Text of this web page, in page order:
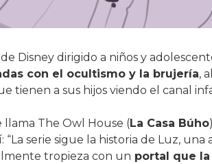
Disney dirigido a niños y
con el ocultismo y la brujería,
tienen a sus hijos viendo el canal
llama The Owl House (La Casa Búho
“La serie sigue la historia de Luz,
tropieza con un portal que